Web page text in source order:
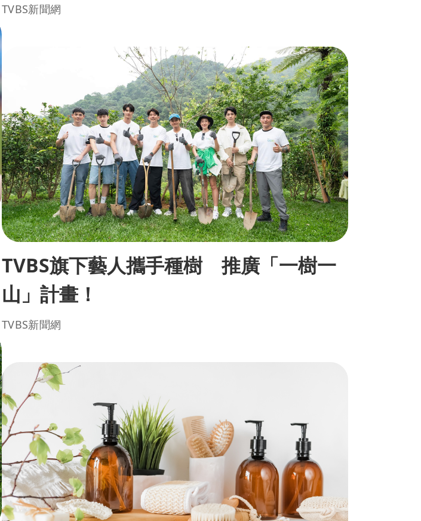
TVBS新聞網
TVBS旗下藝人攜手種樹 推廣「一樹一
山」計畫！
TVBS新聞網